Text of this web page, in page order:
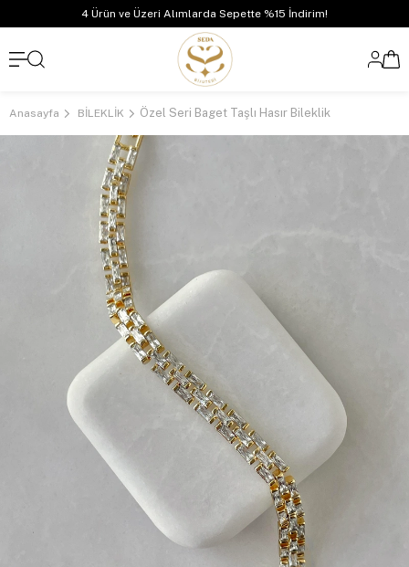
4 Ürün ve Üzeri Alımlarda Sepette %15 İndirim!
Anasayfa BİLEKLİK Özel Seri Baget Taşlı Hasır Bileklik